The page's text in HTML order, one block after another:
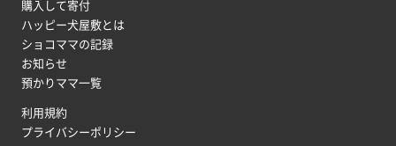
購入して寄付
ハッピー犬屋敷とは
ショコママの記録
お知らせ
預かりママ一覧
利用規約
プライバシーポリシー